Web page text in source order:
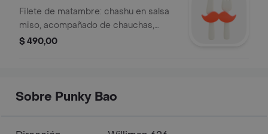
Filete de matambre: chashu en salsa
miso, acompañado de chauchas,
morrones asados y arroz de sushi.
$ 490,00
Sobre Punky Bao